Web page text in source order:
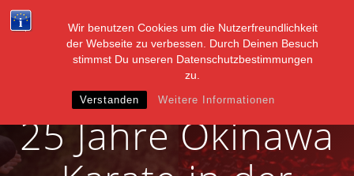
Wir benutzen Cookies um die Nutzerfreundlichkeit
der Webseite zu verbessen. Durch Deinen Besuch
stimmst Du unseren Datenschutzbestimmungen
zu.
Verstanden Weitere Informationen
Inhalt
springen
25 Jahre Okinawa